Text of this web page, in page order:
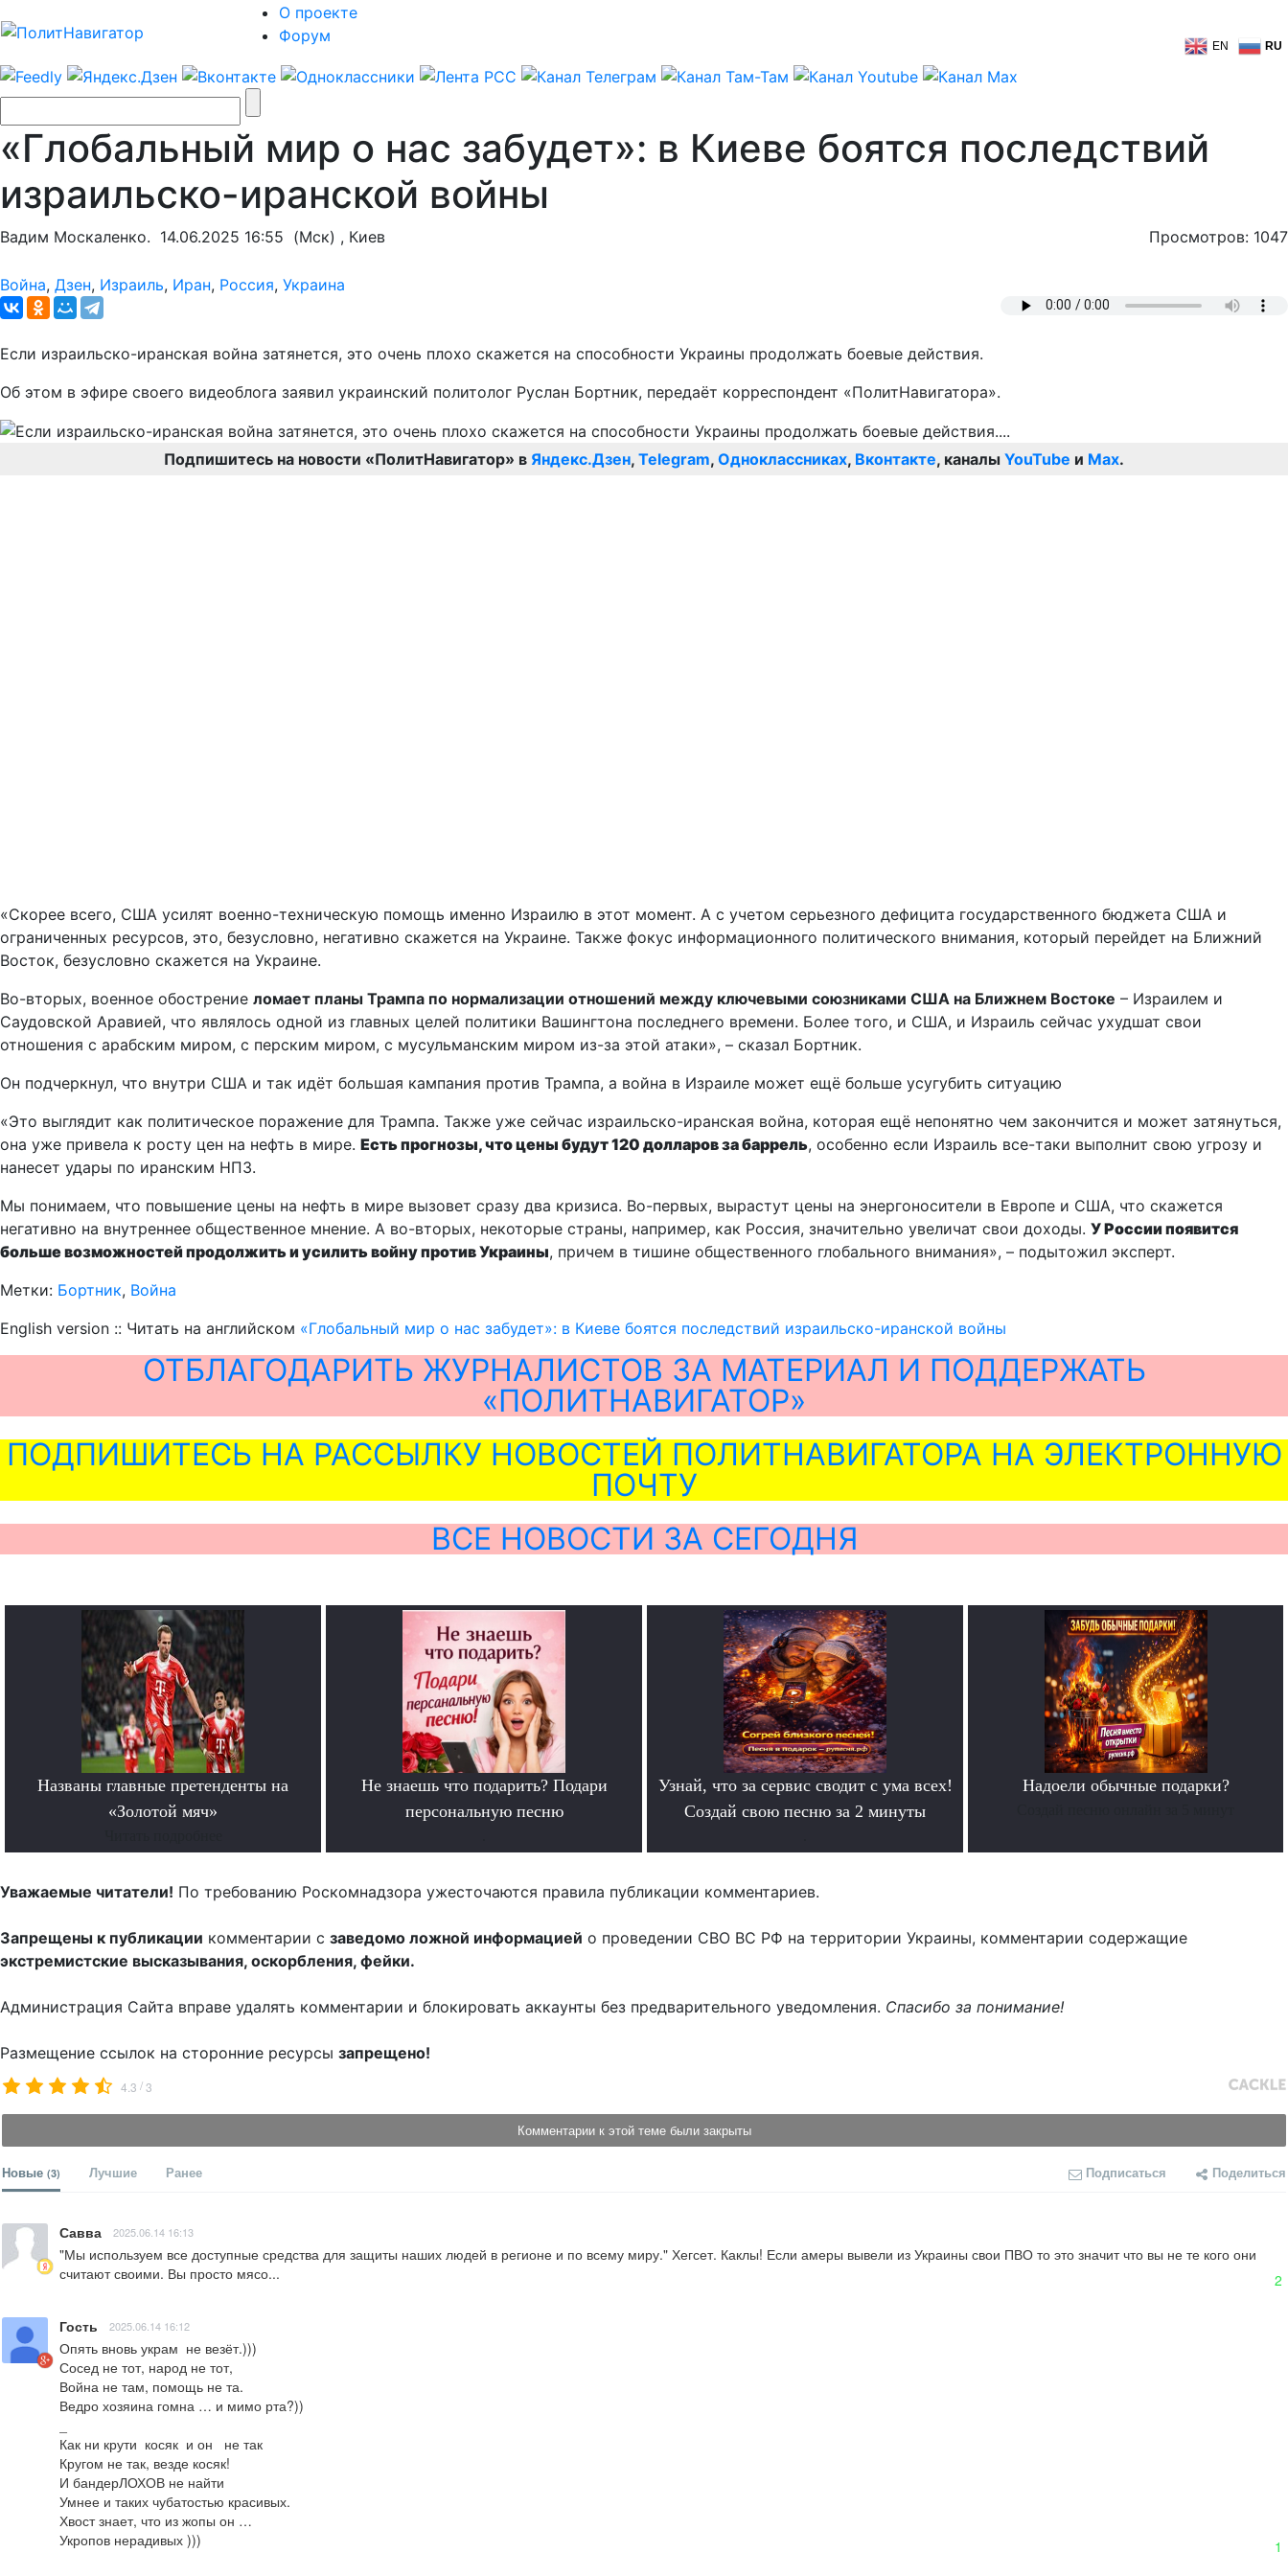
О проекте
Форум
EN RU
«Глобальный мир о нас забудет»: в Киеве боятся последствий
израильско-иранской войны
Вадим Москаленко. 14.06.2025 16:55 (Мск) , Киев Просмотров: 1047
Война, Дзен, Израиль, Иран, Россия, Украина
Если израильско-иранская война затянется, это очень плохо скажется на способности Украины продолжать боевые действия.
Об этом в эфире своего видеоблога заявил украинский политолог Руслан Бортник, передаёт корреспондент «ПолитНавигатора».
Подпишитесь на новости «ПолитНавигатор» в Яндекс.Дзен, Telegram, Одноклассниках, Вконтакте, каналы YouTube и Max.
«Скорее всего, США усилят военно-техническую помощь именно Израилю в этот момент. А с учетом серьезного дефицита государственного бюджета США и
ограниченных ресурсов, это, безусловно, негативно скажется на Украине. Также фокус информационного политического внимания, который перейдет на Ближний
Восток, безусловно скажется на Украине.
Во-вторых, военное обострение ломает планы Трампа по нормализации отношений между ключевыми союзниками США на Ближнем Востоке – Израилем и
Саудовской Аравией, что являлось одной из главных целей политики Вашингтона последнего времени. Более того, и США, и Израиль сейчас ухудшат свои
отношения с арабским миром, с перским миром, с мусульманским миром из-за этой атаки», – сказал Бортник.
Он подчеркнул, что внутри США и так идёт большая кампания против Трампа, а война в Израиле может ещё больше усугубить ситуацию
«Это выглядит как политическое поражение для Трампа. Также уже сейчас израильско-иранская война, которая ещё непонятно чем закончится и может затянуться,
она уже привела к росту цен на нефть в мире. Есть прогнозы, что цены будут 120 долларов за баррель, особенно если Израиль все-таки выполнит свою угрозу и
нанесет удары по иранским НПЗ.
Мы понимаем, что повышение цены на нефть в мире вызовет сразу два кризиса. Во-первых, вырастут цены на энергоносители в Европе и США, что скажется
негативно на внутреннее общественное мнение. А во-вторых, некоторые страны, например, как Россия, значительно увеличат свои доходы. У России появится
больше возможностей продолжить и усилить войну против Украины, причем в тишине общественного глобального внимания», – подытожил эксперт.
Метки: Бортник, Война
English version :: Читать на английском «Глобальный мир о нас забудет»: в Киеве боятся последствий израильско-иранской войны
ОТБЛАГОДАРИТЬ ЖУРНАЛИСТОВ ЗА МАТЕРИАЛ И ПОДДЕРЖАТЬ
«ПОЛИТНАВИГАТОР»
ПОДПИШИТЕСЬ НА РАССЫЛКУ НОВОСТЕЙ ПОЛИТНАВИГАТОРА НА ЭЛЕКТРОННУЮ
ПОЧТУ
ВСЕ НОВОСТИ ЗА СЕГОДНЯ
Названы главные претенденты на
«Золотой мяч»
Не знаешь что подарить? Подари
персональную песню
Узнай, что за сервис сводит с ума всех!
Создай свою песню за 2 минуты
Надоели обычные подарки?
Уважаемые читатели! По требованию Роскомнадзора ужесточаются правила публикации комментариев.
Запрещены к публикации комментарии с заведомо ложной информацией о проведении СВО ВС РФ на территории Украины, комментарии содержащие
экстремистские высказывания, оскорбления, фейки.
Администрация Сайта вправе удалять комментарии и блокировать аккаунты без предварительного уведомления. Спасибо за понимание!
Размещение ссылок на сторонние ресурсы запрещено!
4.3 /3
Комментарии к этой теме были закрыты
Новые (3) Лучшие Ранее Подписаться Поделиться
Савва 2025.06.14 16:13
"Мы используем все доступные средства для защиты наших людей в регионе и по всему миру." Хегсет. Каклы! Если амеры вывели из Украины свои ПВО то это значит что вы не те кого они
считают своими. Вы просто мясо...
2
Гость 2025.06.14 16:12
Опять вновь украм  не везёт.)))
Сосед не тот, народ не тот,
Война не там, помощь не та.
Ведро хозяина гомна … и мимо рта?))
Как ни крути  косяк  и он   не так
Кругом не так, везде косяк!
И бандерЛОХОВ не найти
Умнее и таких чубатостью красивых.
Хвост знает, что из жопы он …
Укропов нерадивых )))
1